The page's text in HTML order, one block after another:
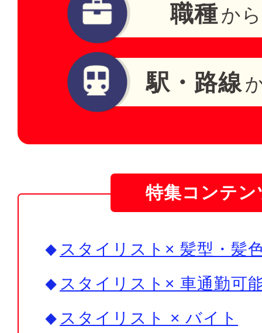
職種か
駅・路線
特集コンテン
スタイリスト× 髪型・髪
スタイリスト× 車通勤可
スタイリスト × バイト